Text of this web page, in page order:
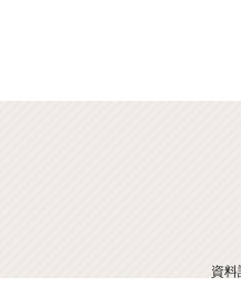
資料